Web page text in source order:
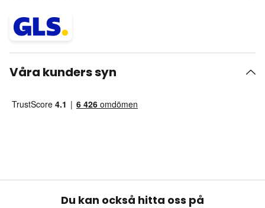
Våra kunders syn
Du kan också hitta oss på